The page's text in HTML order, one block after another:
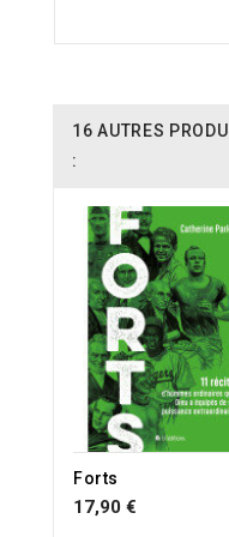
16 AUTRES
:
Forts
17,90 €